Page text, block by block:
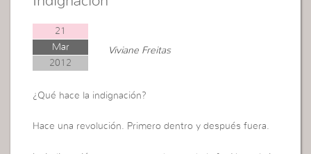
21
Mar
2012
Viviane Freitas
¿Qué hace la indignación?
Hace una revolución. Primero dentro y después fuera.